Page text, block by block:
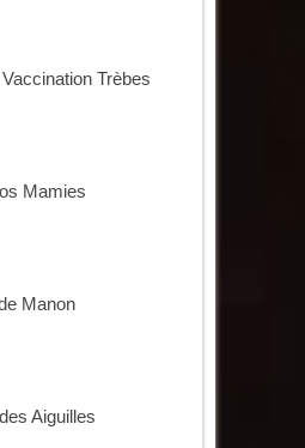
Trèbes
Mamies
Manon
Aiguilles